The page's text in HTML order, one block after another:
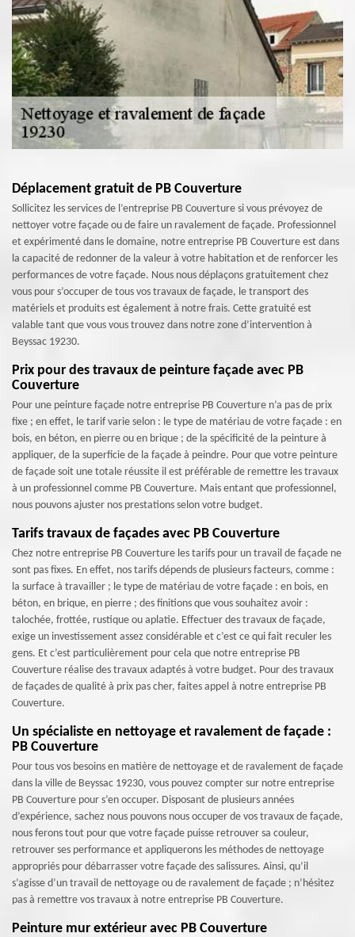
Déplacement gratuit de PB Couverture
Sollicitez les services de l’entreprise PB Couverture si vous prévoyez de
nettoyer votre façade ou de faire un ravalement de façade. Professionnel
et expérimenté dans le domaine, notre entreprise PB Couverture est dans
la capacité de redonner de la valeur à votre habitation et de renforcer les
performances de votre façade. Nous nous déplaçons gratuitement chez
vous pour s’occuper de tous vos travaux de façade, le transport des
matériels et produits est également à notre frais. Cette gratuité est
valable tant que vous vous trouvez dans notre zone d’intervention à
Beyssac 19230.
Prix pour des travaux de peinture façade avec PB
Couverture
Pour une peinture façade notre entreprise PB Couverture n’a pas de prix
fixe ; en effet, le tarif varie selon : le type de matériau de votre façade : en
bois, en béton, en pierre ou en brique ; de la spécificité de la peinture à
appliquer, de la superficie de la façade à peindre. Pour que votre peinture
de façade soit une totale réussite il est préférable de remettre les travaux
à un professionnel comme PB Couverture. Mais entant que professionnel,
nous pouvons ajuster nos prestations selon votre budget.
Tarifs travaux de façades avec PB Couverture
Chez notre entreprise PB Couverture les tarifs pour un travail de façade ne
sont pas fixes. En effet, nos tarifs dépends de plusieurs facteurs, comme :
la surface à travailler ; le type de matériau de votre façade : en bois, en
béton, en brique, en pierre ; des finitions que vous souhaitez avoir :
talochée, frottée, rustique ou aplatie. Effectuer des travaux de façade,
exige un investissement assez considérable et c’est ce qui fait reculer les
gens. Et c’est particulièrement pour cela que notre entreprise PB
Couverture réalise des travaux adaptés à votre budget. Pour des travaux
de façades de qualité à prix pas cher, faites appel à notre entreprise PB
Couverture.
Un spécialiste en nettoyage et ravalement de façade :
PB Couverture
Pour tous vos besoins en matière de nettoyage et de ravalement de façade
dans la ville de Beyssac 19230, vous pouvez compter sur notre entreprise
PB Couverture pour s’en occuper. Disposant de plusieurs années
d’expérience, sachez nous pouvons nous occuper de vos travaux de façade,
nous ferons tout pour que votre façade puisse retrouver sa couleur,
retrouver ses performance et appliquerons les méthodes de nettoyage
appropriés pour débarrasser votre façade des salissures. Ainsi, qu’il
s’agisse d’un travail de nettoyage ou de ravalement de façade ; n’hésitez
pas à remettre vos travaux à notre entreprise PB Couverture.
Peinture mur extérieur avec PB Couverture